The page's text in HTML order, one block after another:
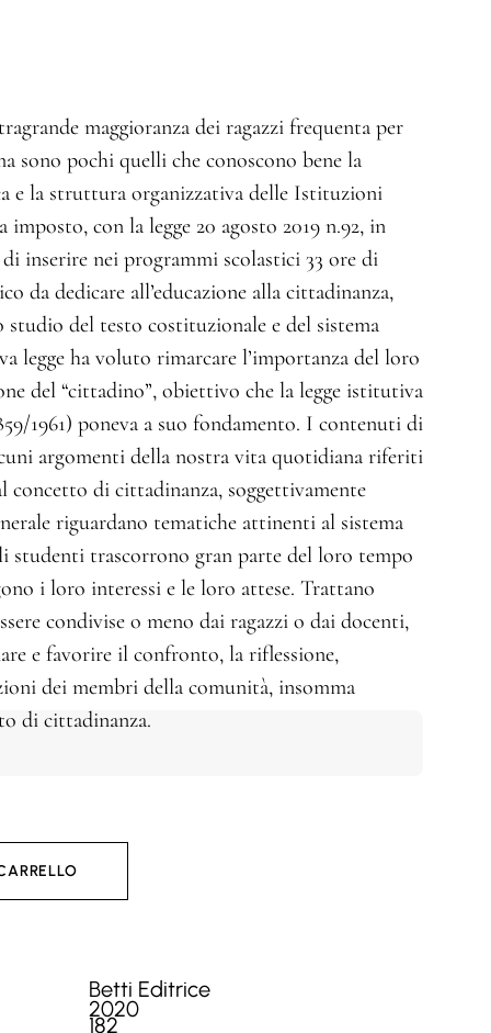
maggioranza dei ragazzi frequenta per
sono pochi quelli che conoscono bene la
e la struttura organizzativa delle Istituzioni
con la legge 20 agosto 2019 n.92, in
inserire nei programmi scolastici 33 ore di
da dedicare all’educazione alla cittadinanza,
del testo costituzionale e del sistema
legge ha voluto rimarcare l’importanza del loro
del “cittadino”, obiettivo che la legge istitutiva
1961) poneva a suo fondamento. I contenuti di
argomenti della nostra vita quotidiana riferiti
di cittadinanza, soggettivamente
riguardano tematiche attinenti al sistema
studenti trascorrono gran parte del loro tempo
i loro interessi e le loro attese. Trattano
condivise o meno dai ragazzi o dai docenti,
e favorire il confronto, la riflessione,
dei membri della comunità, insomma
di cittadinanza.
Betti Editrice
2020
182